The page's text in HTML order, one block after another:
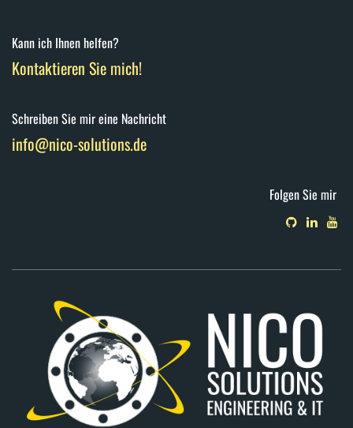
Kann ich Ihnen helfen?
Kontaktieren Sie mich!
Schreiben Sie mir eine Nachricht
info@nico-solutions.de
Folgen Sie mir